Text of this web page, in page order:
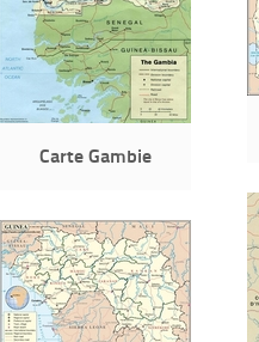
Carte Gambie